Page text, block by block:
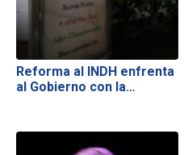
Reforma al INDH enfrenta
al Gobierno con la…